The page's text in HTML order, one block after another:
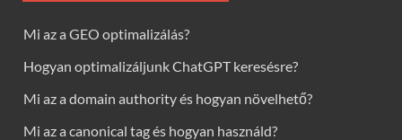
Mi az a GEO optimalizálás?
Hogyan optimalizáljunk ChatGPT keresésre?
Mi az a domain authority és hogyan növelhető?
Mi az a canonical tag és hogyan használd?